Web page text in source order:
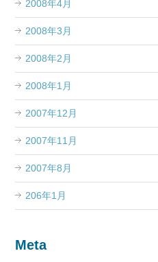
2008年4月
2008年3月
2008年2月
2008年1月
2007年12月
2007年11月
2007年8月
206年1月
Meta